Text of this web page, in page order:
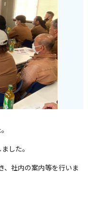
した。
、社内の案内等を行いま